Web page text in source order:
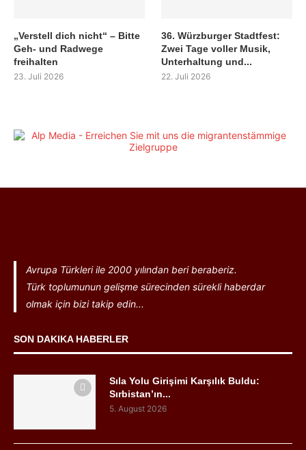
„Verstell dich nicht“ – Bitte
Geh- und Radwege
freihalten
23. Juli 2026
36. Würzburger Stadtfest:
Zwei Tage voller Musik,
Unterhaltung und...
22. Juli 2026
Avrupa Türkleri ile 2000 yılından beri beraberiz.
Türk toplumunun gelişme sürecinden sürekli haberdar
olmak için bizi takip edin...
SON DAKIKA HABERLER
Sıla Yolu Girişimi Karşılık Buldu:
Sırbistan’ın...
5. August 2026